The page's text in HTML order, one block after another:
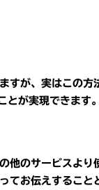
が、実はこの方
とが実現できます。
のサービスより
お伝えすること